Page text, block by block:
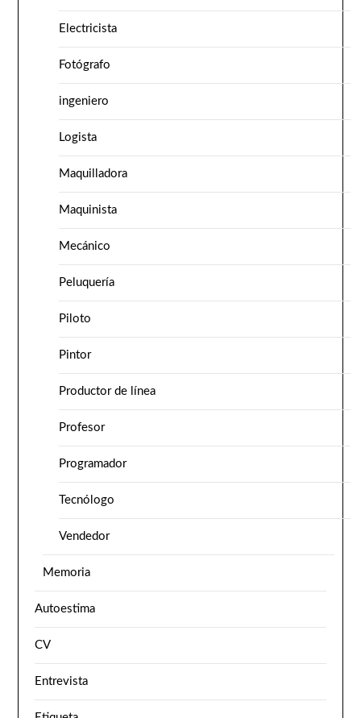
Electricista
Fotógrafo
ingeniero
Logista
Maquilladora
Maquinista
Mecánico
Peluquería
Piloto
Pintor
Productor de línea
Profesor
Programador
Tecnólogo
Vendedor
Memoria
Autoestima
CV
Entrevista